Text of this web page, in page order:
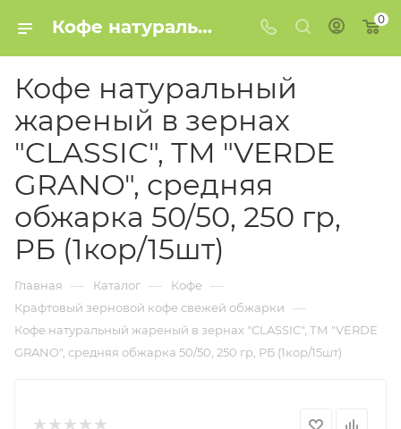
Кофе натуральный жареный в зернах "CLASSIC", ТМ "VERDE GRANO", средняя обжарка 50/50, 250 гр, РБ (1кор/15шт) купить в Минске 0
Кофе натуральный
жареный в зернах
"CLASSIC", ТМ "VERDE
GRANO", средняя
обжарка 50/50, 250 гр,
РБ (1кор/15шт)
Главная — Каталог — Кофе —
Крафтовый зерновой кофе свежей обжарки —
Кофе натуральный жареный в зернах "CLASSIC", ТМ "VERDE
GRANO", средняя обжарка 50/50, 250 гр, РБ (1кор/15шт)